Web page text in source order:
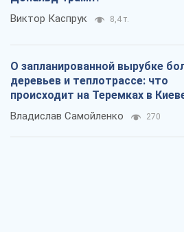
Виктор Каспрук 8,4 т.
О запланированной вырубке
деревьев и теплотрассе: что
происходит на Теремках в
Владислав Самойленко 270